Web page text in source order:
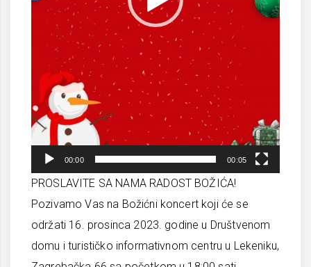
00:00 00:05
PROSLAVITE SA NAMA RADOST BOŽIĆA!
Pozivamo Vas na Božićni koncert koji će se
održati 16. prosinca 2023. godine u Društvenom
domu i turističko informativnom centru u Lekeniku,